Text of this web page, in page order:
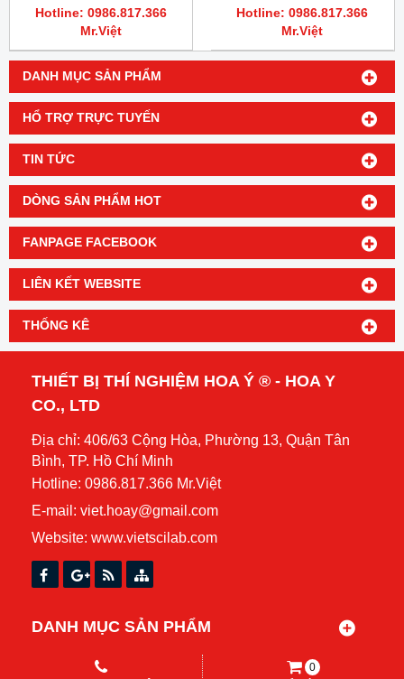
DANH MỤC SẢN PHẨM
HỔ TRỢ TRỰC TUYẾN
TIN TỨC
DÒNG SẢN PHẨM HOT
FANPAGE FACEBOOK
LIÊN KẾT WEBSITE
THỐNG KÊ
Hotline: 0986.817.366
Mr.Việt
µL Microliter Knurled Hub
Hotline: 0986.817.366
Mr.Việt
THIẾT BỊ THÍ NGHIỆM HOA Ý ® - HOA Y
CO., LTD
Địa chỉ: 406/63 Cộng Hòa, Phường 13, Quận Tân
Bình, TP. Hồ Chí Minh
Hotline: 0986.817.366 Mr.Việt
E-mail: viet.hoay@gmail.com
Website: www.vietscilab.com
DANH MỤC SẢN PHẨM
Copyright© 2021 0